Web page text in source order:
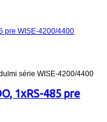
série WISE-4200/4400
1xRS-485 pre